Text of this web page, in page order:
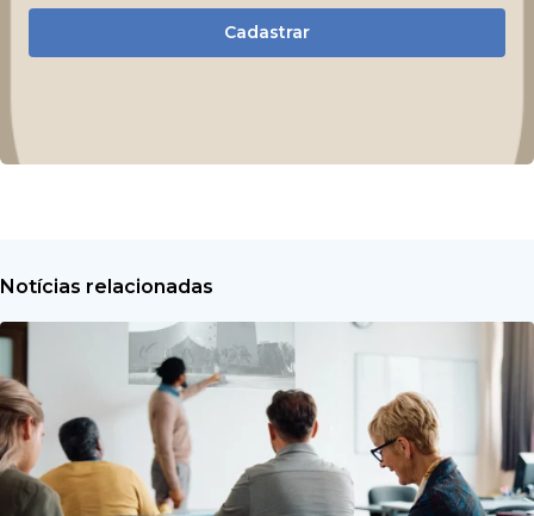
Cadastrar
Notícias relacionadas